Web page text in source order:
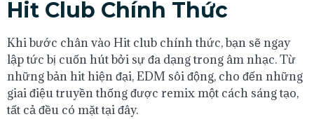
Hit Club Chính Thức
Khi bước chân vào Hit club chính thức, bạn sẽ ngay
lập tức bị cuốn hút bởi sự đa dạng trong âm nhạc. Từ
những bản hit hiện đại, EDM sôi động, cho đến những
giai điệu truyền thống được remix một cách sáng tạo,
tất cả đều có mặt tại đây.